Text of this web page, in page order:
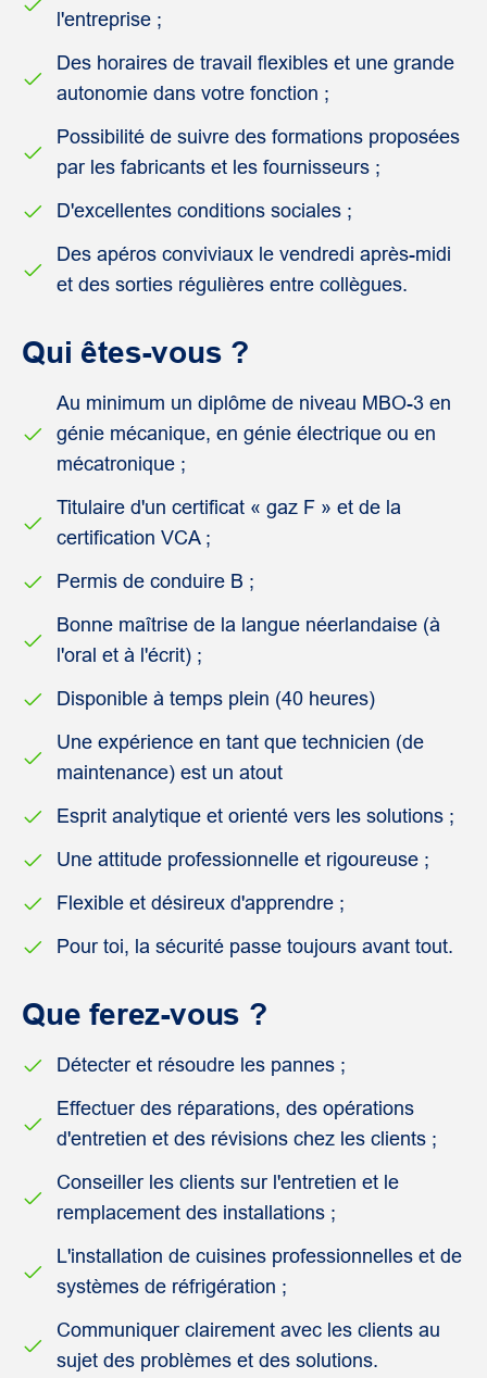
l'entreprise ;
Des horaires de travail flexibles et une grande
autonomie dans votre fonction ;
Possibilité de suivre des formations proposées
par les fabricants et les fournisseurs ;
D'excellentes conditions sociales ;
Des apéros conviviaux le vendredi après-midi
et des sorties régulières entre collègues.
Qui êtes-vous ?
Au minimum un diplôme de niveau MBO-3 en
génie mécanique, en génie électrique ou en
mécatronique ;
Titulaire d'un certificat « gaz F » et de la
certification VCA ;
Permis de conduire B ;
Bonne maîtrise de la langue néerlandaise (à
l'oral et à l'écrit) ;
Disponible à temps plein (40 heures)
Une expérience en tant que technicien (de
maintenance) est un atout
Esprit analytique et orienté vers les solutions ;
Une attitude professionnelle et rigoureuse ;
Flexible et désireux d'apprendre ;
Pour toi, la sécurité passe toujours avant tout.
Que ferez-vous ?
Détecter et résoudre les pannes ;
Effectuer des réparations, des opérations
d'entretien et des révisions chez les clients ;
Conseiller les clients sur l'entretien et le
remplacement des installations ;
L'installation de cuisines professionnelles et de
systèmes de réfrigération ;
Communiquer clairement avec les clients au
sujet des problèmes et des solutions.